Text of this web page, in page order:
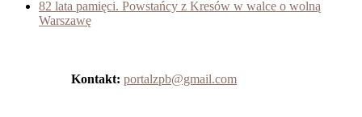
82 lata pamięci. Powstańcy z Kresów w walce o wolną
Warszawę
Kontakt: portalzpb@gmail.com